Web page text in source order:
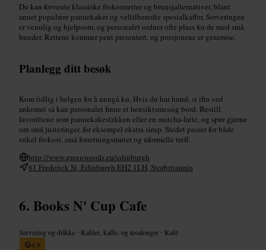
Du kan forvente klassiske frokostretter og brunsjalternativer, blant
annet populære pannekaker og veltilberedte spesialkaffer. Serveringen
er vennlig og hjelpsom, og personalet ordner ofte plass for de med små
hunder. Rettene kommer pent presentert, og porsjonene er generøse.
Planlegg ditt besøk
Kom tidlig i helgen for å unngå kø. Hvis du har hund, si ifra ved
ankomst så kan personalet finne et hensiktsmessig bord. Bestill
favorittene som pannekakestakken eller en matcha-latte, og spør gjerne
om små justeringer, for eksempel ekstra sirup. Stedet passer for både
enkel frokost, små forretningsmøter og uformelle treff.
http://www.greenwoods.eu/edinburgh
61 Frederick St, Edinburgh EH2 1LH, Storbritannia
Books N' Cup Cafe
Servering og drikke • Kaféer, kaffe- og tesalonger • Kafé
4,9